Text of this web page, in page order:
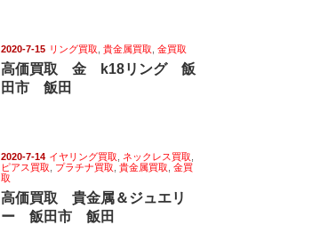
2020-7-15 リング買取, 貴金属買取, 金買取
高価買取 金 k18リング 飯
田市 飯田
2020-7-14 イヤリング買取, ネックレス買取,
ピアス買取, プラチナ買取, 貴金属買取, 金買
取
高価買取 貴金属＆ジュエリ
ー 飯田市 飯田